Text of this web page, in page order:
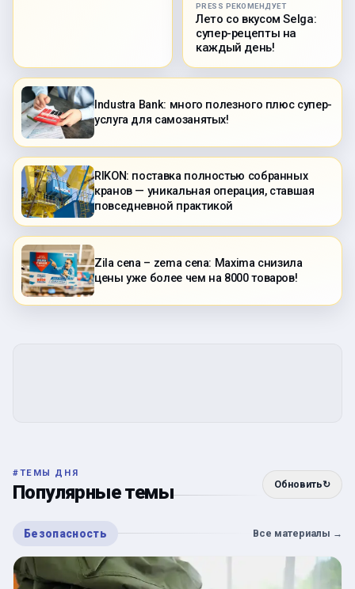
PRESS РЕКОМЕНДУЕТ
Лето со вкусом Selga:
супер-рецепты на
каждый день!
Industra Bank: много полезного плюс супер-
услуга для самозанятых!
RIKON: поставка полностью собранных
кранов — уникальная операция, ставшая
повседневной практикой
Zila cena – zema cena: Maxima снизила
цены уже более чем на 8000 товаров!
#ТЕМЫ ДНЯ
Популярные темы Обновить↻
Безопасность Все материалы →